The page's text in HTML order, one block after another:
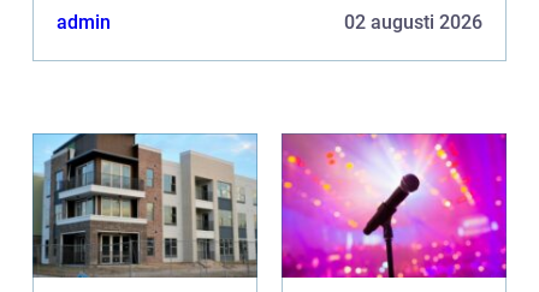
dra i backspegeln i den andra bilen. Du saktar
admin 02 augusti 2026